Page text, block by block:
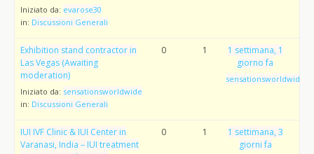
Iniziato da: evarose30
in: Discussioni Generali
Exhibition stand contractor in
Las Vegas (Awaiting
moderation)
Iniziato da: sensationsworldwide
in: Discussioni Generali
0 1
1 settimana, 1
giorno fa
sensationsworldwide
IUI IVF Clinic & IUI Center in
Varanasi, India – IUI treatment
0 1
1 settimana, 3
giorni fa